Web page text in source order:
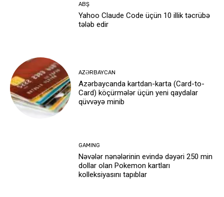
ABŞ
Yahoo Claude Code üçün 10 illik təcrübə
tələb edir
AZƏRBAYCAN
Azərbaycanda kartdan-karta (Card-to-
Card) köçürmələr üçün yeni qaydalar
qüvvəyə minib
GAMING
Nəvələr nənələrinin evində dəyəri 250 min
dollar olan Pokemon kartları
kolleksiyasını tapıblar